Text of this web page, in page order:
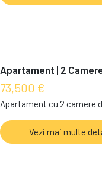
Apartament | 2
73,500 €
Apartament cu 2 camere
Vezi mai multe